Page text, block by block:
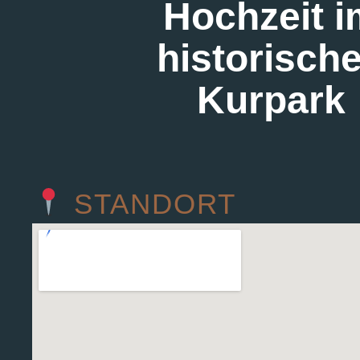
Hochzeit
Kurpark
STANDORT